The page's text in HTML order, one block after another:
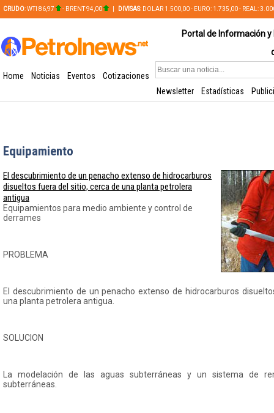
CRUDO: WTI 86,97 - BRENT 94,00 DIVISAS: DOLAR 1.500,00 - EURO: 1.735,00 - REAL:
Portal de Información
Home Noticias Eventos
Cotizaciones
Newsletter
Estadísticas
Equipamiento
El descubrimiento de un penacho extenso de hidrocarburos
disueltos fuera del sitio, cerca de una planta petrolera
antigua
Equipamientos para medio ambiente y control de
derrames
PROBLEMA
El descubrimiento de un penacho extenso de hidrocarburos
una planta petrolera antigua.
SOLUCION
La modelación de las aguas subterráneas y un sistema de
subterráneas.